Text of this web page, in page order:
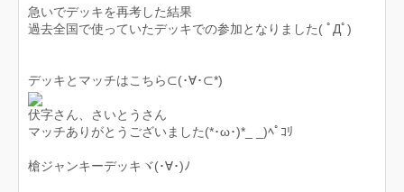
急いでデッキを再考した結果
過去全国で使っていたデッキでの参加となりました( ﾟДﾟ)ゞ
デッキとマッチはこちら⊂(･∀･⊂*)
伏字さん、さいとうさん
マッチありがとうございました(*･ω･)*_ _)ﾍﾟｺﾘ
槍ジャンキーデッキヾ(･∀･)ﾉ